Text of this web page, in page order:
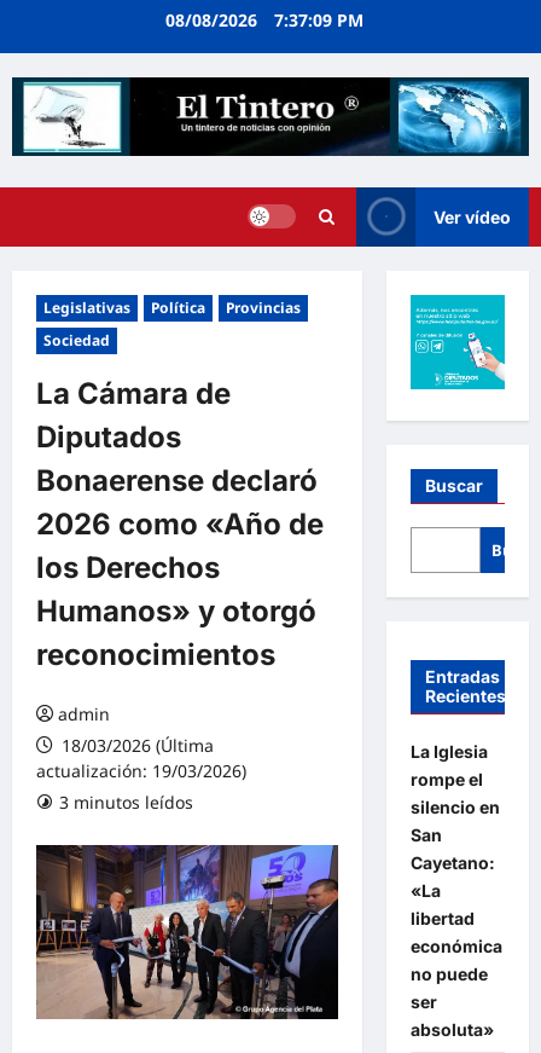
08/08/2026 7:37:10 PM
Ver vídeo
Legislativas Política
Provincias
Sociedad
La Cámara de
Diputados
Bonaerense declaró
2026 como «Año de
los Derechos
Humanos» y otorgó
reconocimientos
admin
18/03/2026 (Última
actualización: 19/03/2026)
3 minutos leídos
Buscar
Entradas
Recientes
La Iglesia
rompe el
silencio en
San
Cayetano:
«La
libertad
económica
no puede
ser
absoluta»